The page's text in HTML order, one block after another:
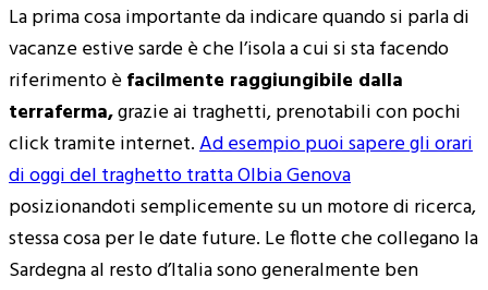
La prima cosa importante da indicare quando si parla di
vacanze estive sarde è che l’isola a cui si sta facendo
riferimento èfacilmente raggiungibile dalla
terraferma,grazie ai traghetti, prenotabili con pochi
click tramite internet.Ad esempio puoi sapere gli orari
di oggi del traghetto tratta Olbia Genova
posizionandoti semplicemente su un motore di ricerca,
stessa cosa per le date future. Le flotte che collegano la
Sardegna al resto d’Italia sono generalmente ben